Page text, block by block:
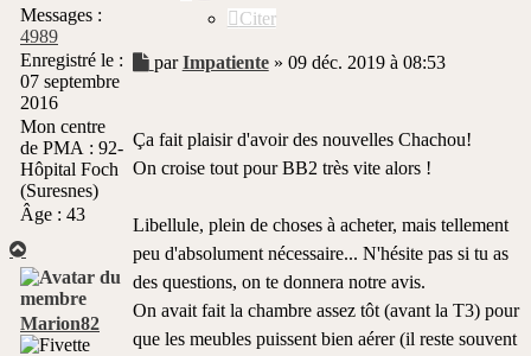
Messages :
4989
Enregistré le :
07 septembre
2016
Mon centre
de PMA : 92-
Hôpital Foch
(Suresnes)
Âge : 43
Citer
Message
parImpatiente» 09 déc. 2019 à 08:53
Ça fait plaisir d'avoir des nouvelles Chachou!
On croise tout pour BB2 très vite alors !
Libellule, plein de choses à acheter, mais tellement
peu d'absolument nécessaire... N'hésite pas si tu as
des questions, on te donnera notre avis.
On avait fait la chambre assez tôt (avant la T3) pour
que les meubles puissent bien aérer (il reste souvent
Haut
Marion82